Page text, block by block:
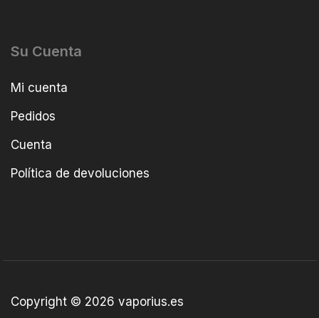
Su Cuenta
Mi cuenta
Pedidos
Cuenta
Política de devoluciones
Copyright © 2026 vaporius.es